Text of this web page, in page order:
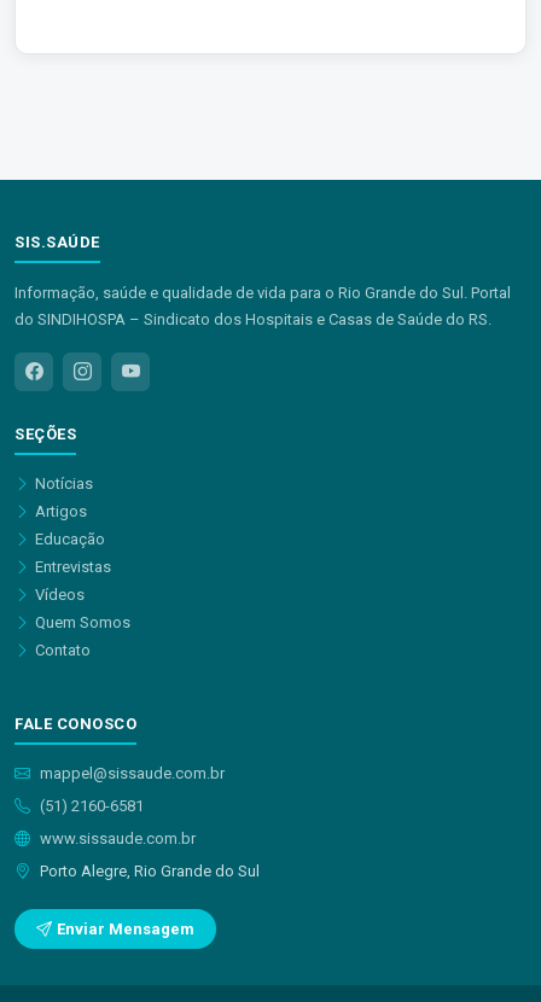
SIS.SAÚDE
Informação, saúde e qualidade de vida para o Rio Grande do Sul. Portal
do SINDIHOSPA – Sindicato dos Hospitais e Casas de Saúde do RS.
SEÇÕES
Notícias
Artigos
Educação
Entrevistas
Vídeos
Quem Somos
Contato
FALE CONOSCO
mappel@sissaude.com.br
(51) 2160-6581
www.sissaude.com.br
Porto Alegre, Rio Grande do Sul
Enviar Mensagem